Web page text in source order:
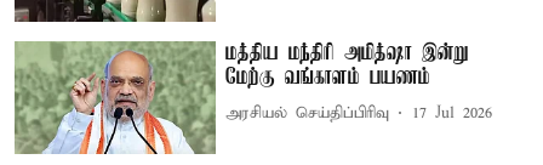
மத்திய மந்திரி அமித்ஷா இன்று
மேற்கு வங்காளம் பயணம்
அரசியல் செய்திப்பிரிவு 17 Jul 2026